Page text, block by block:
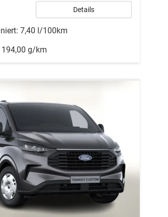
Details
7,40 l/100km
194,00 g/km